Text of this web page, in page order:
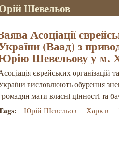
Шевельов
Асоціації
(Ваад) з
Шевельову у м.
єврейських
висловлюють обурення
мати власні цінності та
Юрій Шевельов Харків